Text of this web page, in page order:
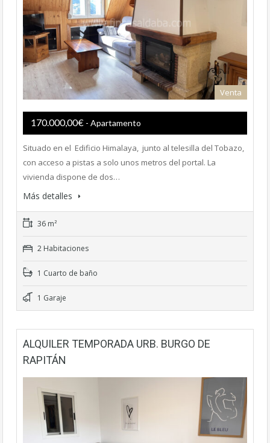
Venta
170.000,00€ - Apartamento
Situado en el Edificio Himalaya, junto al telesilla del Tobazo,
con acceso a pistas a solo unos metros del portal. La
vivienda dispone de dos…
Más detalles
36 m²
2 Habitaciones
1 Cuarto de baño
1 Garaje
ALQUILER TEMPORADA URB. BURGO DE
RAPITÁN